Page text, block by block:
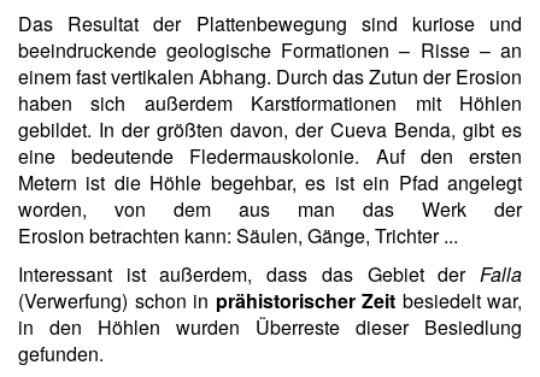
Das Resultat der Plattenbewegung sind kuriose und
beeindruckende geologische Formationen – Risse – an
einem fast vertikalen Abhang. Durch das Zutun der Erosion
haben sich außerdem Karstformationen mit Höhlen
gebildet. In der größten davon, der Cueva Benda, gibt es
eine bedeutende Fledermauskolonie. Auf den ersten
Metern ist die Höhle begehbar, es ist ein Pfad angelegt
worden, von dem aus man das Werk der
Erosion betrachten kann: Säulen, Gänge, Trichter ...
Interessant ist außerdem, dass das Gebiet der Falla
(Verwerfung) schon in prähistorischer Zeit besiedelt war,
in den Höhlen wurden Überreste dieser Besiedlung
gefunden.